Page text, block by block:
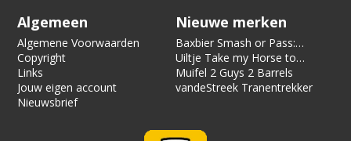
Algemeen
Algemene Voorwaarden
Copyright
Links
Jouw eigen account
Nieuwsbrief
Nieuwe merken
Baxbier Smash or Pass:
Strata
Uiltje Take my Horse to
the Hotel Room
Muifel 2 Guys 2 Barrels
vandeStreek Tranentrekker